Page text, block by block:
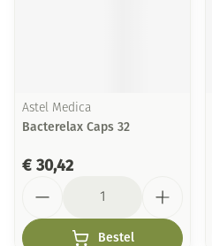
Astel Medica
Bacterelax Caps 32
€ 30,42
Bestel